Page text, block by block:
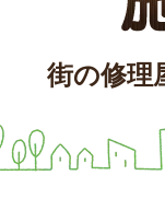
街の修理